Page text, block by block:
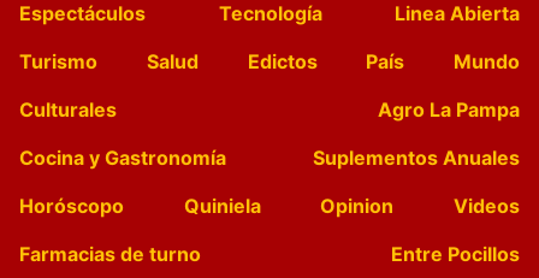
Espectáculos
Tecnología
Linea Abierta
Turismo
Salud Edictos País
Mundo
Culturales
Agro La Pampa
Cocina y Gastronomía
Suplementos Anuales
Horóscopo
Quiniela Opinion
Videos
Farmacias de turno
Entre Pocillos